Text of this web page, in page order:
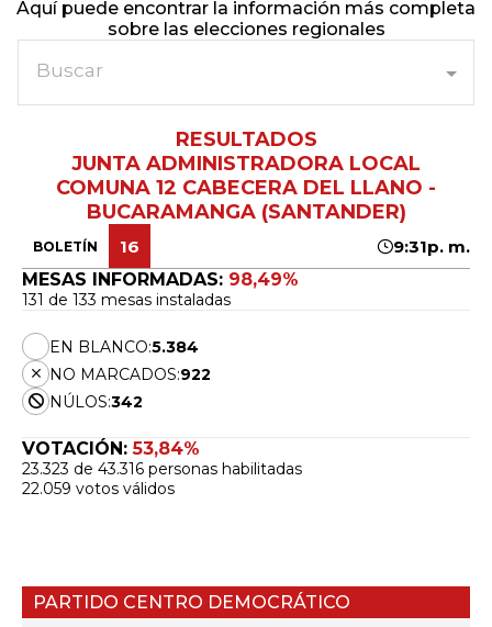
Aquí puede encontrar la información más completa
sobre las elecciones regionales
Buscar
RESULTADOS
JUNTA ADMINISTRADORA LOCAL
COMUNA 12 CABECERA DEL LLANO -
BUCARAMANGA (SANTANDER)
BOLETÍN 16
9:31p. m.
MESAS INFORMADAS: 98,49%
131 de 133 mesas instaladas
EN BLANCO:5.384
NO MARCADOS:922
NÚLOS:342
VOTACIÓN:53,84%
23.323 de 43.316 personas habilitadas
22.059 votos válidos
PARTIDO CENTRO DEMOCRÁTICO